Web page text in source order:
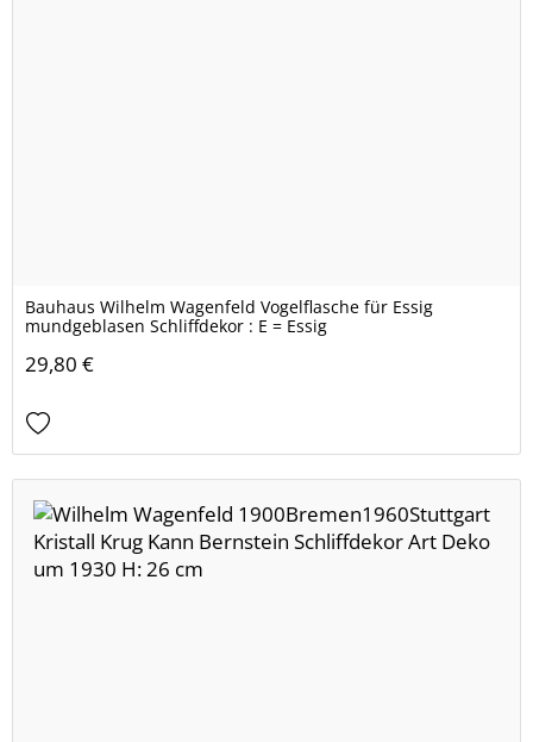
Bauhaus Wilhelm Wagenfeld Vogelflasche für Essig
mundgeblasen Schliffdekor : E = Essig
29,80 €